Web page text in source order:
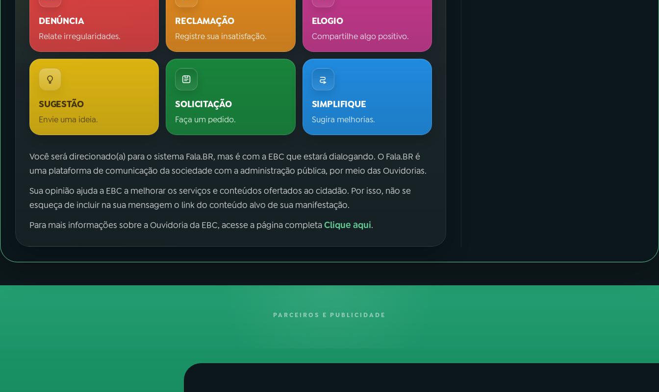
DENÚNCIA
Relate irregularidades.
RECLAMAÇÃO
Registre sua insatisfação.
ELOGIO
Compartilhe algo positivo.
SUGESTÃO
Envie uma ideia.
SOLICITAÇÃO
Faça um pedido.
SIMPLIFIQUE
Sugira melhorias.
Você será direcionado(a) para o sistema Fala.BR, mas é com a EBC que estará dialogando. O Fala.BR é
uma plataforma de comunicação da sociedade com a administração pública, por meio das Ouvidorias.
Sua opinião ajuda a EBC a melhorar os serviços e conteúdos ofertados ao cidadão. Por isso, não se
esqueça de incluir na sua mensagem o link do conteúdo alvo de sua manifestação.
Para mais informações sobre a Ouvidoria da EBC, acesse a página completaClique aqui.
PARCEIROS E PUBLICIDADE